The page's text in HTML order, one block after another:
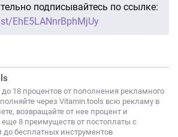
подписывайтесь по ссылке:
EhE5LANnrBphMjUy
18 процентов от пополнения рекламного
через Vitamin.tools всю рекламу в
возвращайте от нее процент и
еще 8 преимуществ от постоплаты с
до бесплатных инструментов